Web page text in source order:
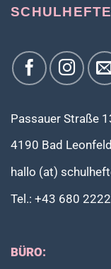
Passauer Straße
4190 Bad
hallo (at)
Tel.: +43 680
BÜRO: